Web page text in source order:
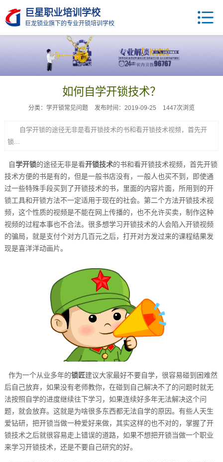
巨星职业培训学校
巨龙锁业旗下的专业开锁培训学校
如何自学开锁技术？
分类：学开锁常见问题 发布时间：2019-09-25 1447次浏览
自学开锁的途径无非是看开锁技术的书和看开锁技术视频，首先开
锁...
自学开锁的途径无非是看开锁技术的书和看开锁技术视频，首先开锁
技术方便的书是有的，但是一般书店没有，一般人也买不到，即使通
过一些特殊手段买到了开锁技术的书，里面的内容片面，所用到的开
锁工具和开锁方法不一定适用于现在的社会。第二个方法开锁技术视
频，这个性质的视频是不能在网上传播的，也不允许买卖，制作这种
视频的过程本事也不合法。很多想学习开锁技术的人会陷入开锁视频
的骗局，就是支付个对方几百元之后，打开对方发过来的课程结果发
现是喜洋洋动画片。
作为一个从业多年的锁匠建议大家最好不要自学，很容易碰到困难然
后自己放弃，如果没有老师教你，在碰到自己解决不了的问题时就无
法按照自学的进度继续往下学习，如果连续好多年无法解决这个问
题，就会放弃。这就是为啥很多东西都无法自学的原因。有些人天生
爱钻研，把开锁当做一种爱好来做，其实这样的也不对的，掌握了开
锁技术之后就很容易走上错误的道路，如果不想把开锁当做一个职业
来学习开锁技术，还是不要自己研究的好。